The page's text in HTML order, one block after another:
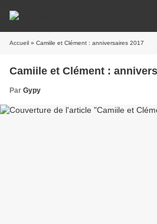
Accueil » Camiile et Clément : anniversaires 2017
Camiile et Clément :
Par Gypy